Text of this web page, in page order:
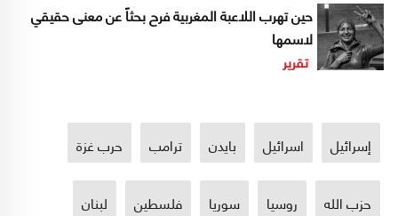
حين تهرب اللاعبة المغربية فرح بحثاً عن معنى حقيقي
لاسمها
تقرير
إسرائيل اسرائيل بايدن ترامب حرب غزة
حزب الله روسيا سوريا فلسطين لبنان